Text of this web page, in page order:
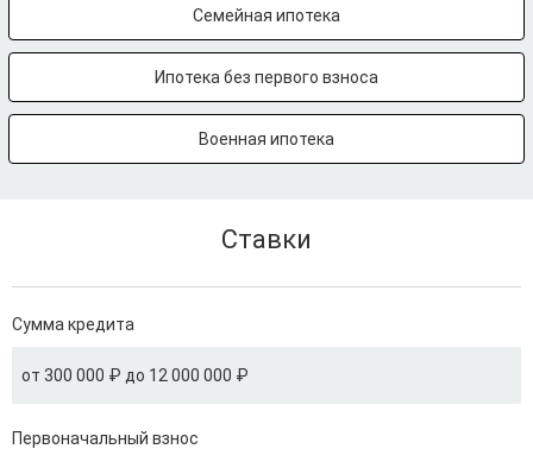
Семейная ипотека
Ипотека без первого взноса
Военная ипотека
Ставки
Сумма кредита
от 300 000 ₽ до 12 000 000 ₽
Первоначальный взнос